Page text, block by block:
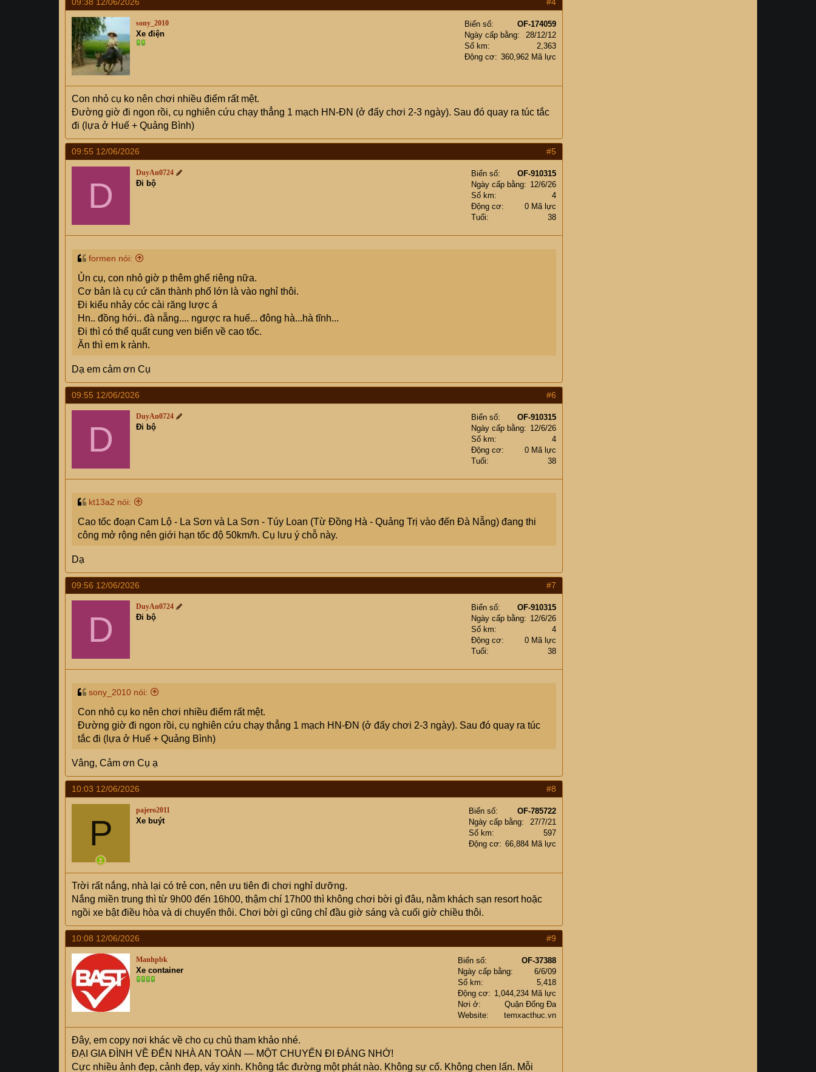
sony_2010
Xe điện
Biển số
OF-174059
Ngày cấp bằng
28/12/12
Số km
2,363
Động cơ
360,962 Mã lực
Con nhỏ cụ ko nên chơi nhiều điểm rất mệt.
Đường giờ đi ngon rồi, cụ nghiên cứu chạy thẳng 1 mạch HN-ĐN (ở đấy chơi 2-3 ngày). Sau đó quay ra túc tắc
đi (lựa ở Huế + Quảng Bình)
09:55 12/06/2026 #5
D
DuyAn0724
Đi bộ
Biển số
OF-910315
Ngày cấp bằng
12/6/26
Số km
4
Động cơ
0 Mã lực
Tuổi
38
formen nói:
Ủn cụ, con nhỏ giờ p thêm ghế riêng nữa.
Cơ bản là cụ cứ căn thành phố lớn là vào nghỉ thôi.
Đi kiểu nhảy cóc cài răng lược á
Hn.. đồng hới.. đà nẵng.... ngược ra huế... đông hà...hà tĩnh...
Đi thì có thể quất cung ven biển về cao tốc.
Ăn thì em k rành.
Dạ em cảm ơn Cụ
09:55 12/06/2026 #6
D
DuyAn0724
Đi bộ
Biển số
OF-910315
Ngày cấp bằng
12/6/26
Số km
4
Động cơ
0 Mã lực
Tuổi
38
kt13a2 nói:
Cao tốc đoạn Cam Lộ - La Sơn và La Sơn - Túy Loan (Từ Đồng Hà - Quảng Trị vào đến Đà Nẵng) đang thi
công mở rộng nên giới hạn tốc độ 50km/h. Cụ lưu ý chỗ này.
Dạ
09:56 12/06/2026 #7
D
DuyAn0724
Đi bộ
Biển số
OF-910315
Ngày cấp bằng
12/6/26
Số km
4
Động cơ
0 Mã lực
Tuổi
38
sony_2010 nói:
Con nhỏ cụ ko nên chơi nhiều điểm rất mệt.
Đường giờ đi ngon rồi, cụ nghiên cứu chạy thẳng 1 mạch HN-ĐN (ở đấy chơi 2-3 ngày). Sau đó quay ra túc
tắc đi (lựa ở Huế + Quảng Bình)
Vâng, Cảm ơn Cụ ạ
10:03 12/06/2026 #8
P
pajero2011
Xe buýt
Biển số
OF-785722
Ngày cấp bằng
27/7/21
Số km
597
Động cơ
66,884 Mã lực
Trời rất nắng, nhà lại có trẻ con, nên ưu tiên đi chơi nghỉ dưỡng.
Nắng miền trung thì từ 9h00 đến 16h00, thậm chí 17h00 thì không chơi bời gì đâu, nằm khách sạn resort hoặc
ngồi xe bật điều hòa và di chuyển thôi. Chơi bời gì cũng chỉ đầu giờ sáng và cuối giờ chiều thôi.
10:08 12/06/2026 #9
Manhpbk
Xe container
Biển số
OF-37388
Ngày cấp bằng
6/6/09
Số km
5,418
Động cơ
1,044,234 Mã lực
Nơi ở
Quận Đống Đa
Website
temxacthuc.vn
Đây, em copy nơi khác về cho cụ chủ tham khảo nhé.
ĐẠI GIA ĐÌNH VỀ ĐẾN NHÀ AN TOÀN — MỘT CHUYẾN ĐI ĐÁNG NHỚ!
Cực nhiều ảnh đẹp, cảnh đẹp, váy xinh. Không tắc đường một phát nào. Không sự cố. Không chen lấn. Mỗi